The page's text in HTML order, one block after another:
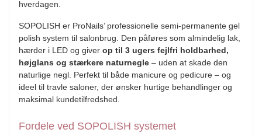
hverdagen.
SOPOLISH er ProNails’ professionelle semi-permanente gel
polish system til salonbrug. Den påføres som almindelig lak,
hærder i LED og giver op til 3 ugers fejlfri holdbarhed,
højglans og stærkere naturnegle – uden at skade den
naturlige negl. Perfekt til både manicure og pedicure – og
ideel til travle saloner, der ønsker hurtige behandlinger og
maksimal kundetilfredshed.
Fordele ved SOPOLISH systemet